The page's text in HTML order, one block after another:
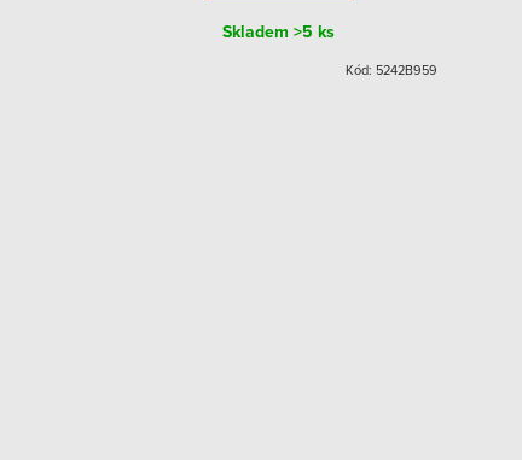
Skladem >5 ks
Kód: 5242B959